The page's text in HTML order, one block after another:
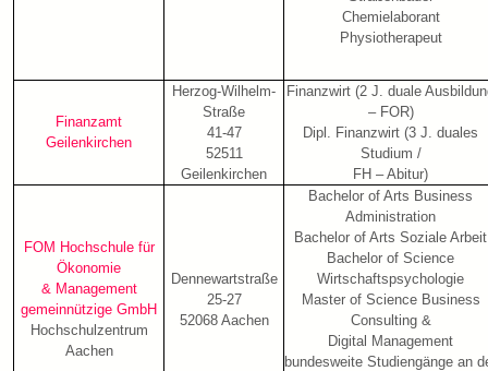
Chemielaborant
Physiotherapeut
Finanzamt
Geilenkirchen
Herzog-Wilhelm-
Straße
41-47
52511
Geilenkirchen
Finanzwirt (2 J. duale
– FOR)
Dipl. Finanzwirt (3 J. duales
Studium /
FH – Abitur)
FOM Hochschule für
Ökonomie
& Management
gemeinnützige GmbH
Hochschulzentrum
Aachen
Dennewartstraße
25-27
52068 Aachen
Bachelor of Arts Business
Administration
Bachelor of Arts Soziale Arbeit
Bachelor of Science
Wirtschaftspsychologie
Master of Science Business
Consulting &
Digital Management
bundesweite Studiengänge an